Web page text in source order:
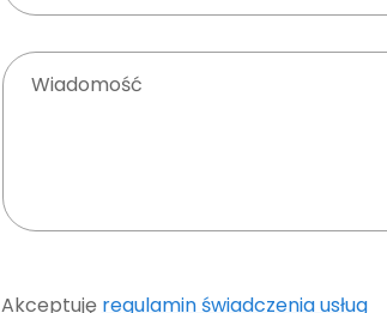
Wiadomość
Akceptuję regulamin świadczenia usług